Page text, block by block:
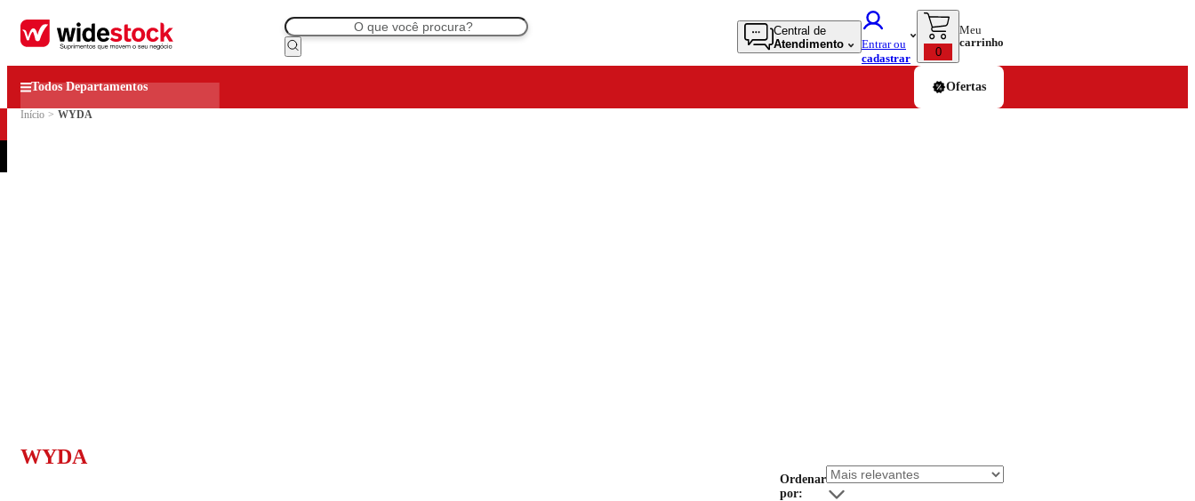
Central de
Atendimento
Entrar ou
cadastrar
0
Meu
carrinho
Todos Departamentos Ofertas
Início > WYDA
WYDA
Ordenar
por: